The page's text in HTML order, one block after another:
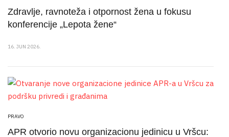
Zdravlje, ravnoteža i otpornost žena u fokusu
konferencije „Lepota žene“
16. JUN 2026.
PRAVO
APR otvorio novu organizacionu jedinicu u Vršcu: